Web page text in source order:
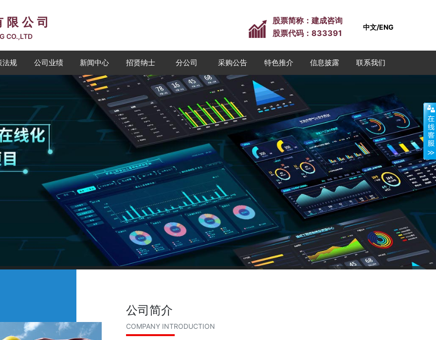
公司
CO.,LTD
中文/ENG
股票简称：建成咨询
股票代码：833391
法规 公司业绩 新闻中心 招贤纳士 分公司
分公司
采购公告 特色推介
特色推介
信息披露 联系我们
公司简介
COMPANY INTRODUCTION